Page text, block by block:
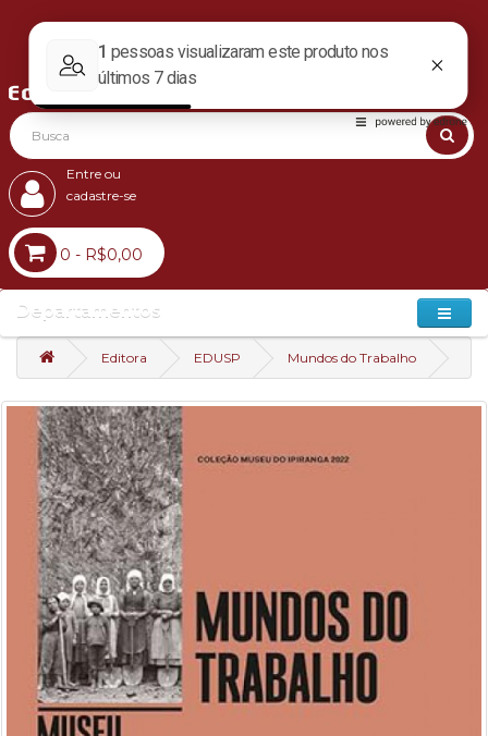
Entre ou
cadastre-se
0 - R$0,00
Departamentos
Editora EDUSP Mundos do Trabalho